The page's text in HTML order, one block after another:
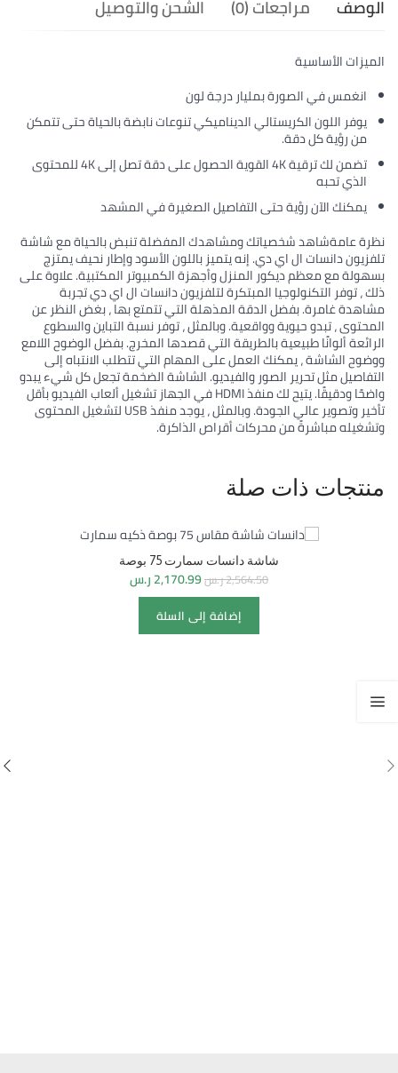
الوصف مراجعات (0) الشحن والتوصيل
الميزات الأساسية
انغمس في الصورة بمليار درجة لون
يوفر اللون الكريستالي الديناميكي تنوعات نابضة بالحياة حتى تتمكن
من رؤية كل دقة.
تضمن لك ترقية 4K القوية الحصول على دقة تصل إلى 4K للمحتوى
الذي تحبه
يمكنك الآن رؤية حتى التفاصيل الصغيرة في المشهد
نظرة عامةشاهد شخصياتك ومشاهدك المفضلة تنبض بالحياة مع شاشة
تلفزيون دانسات ال اي دي. إنه يتميز باللون الأسود وإطار نحيف يمتزج
بسهولة مع معظم ديكور المنزل وأجهزة الكمبيوتر المكتبية. علاوة على
ذلك ، توفر التكنولوجيا المبتكرة لتلفزيون دانسات ال اي دي تجربة
مشاهدة غامرة. بفضل الدقة المذهلة التي تتمتع بها ، بغض النظر عن
المحتوى ، تبدو حيوية وواقعية. وبالمثل ، توفر نسبة التباين والسطوع
الرائعة ألوانًا طبيعية بالطريقة التي قصدها المخرج. بفضل الوضوح اللامع
ووضوح الشاشة ، يمكنك العمل على المهام التي تتطلب الانتباه إلى
التفاصيل مثل تحرير الصور والفيديو. الشاشة الضخمة تجعل كل شيء يبدو
واضحًا ودقيقًا. يتيح لك منفذ HDMI في الجهاز تشغيل ألعاب الفيديو بأقل
تأخير وتصوير عالي الجودة. وبالمثل ، يوجد منفذ USB لتشغيل المحتوى
وتشغيله مباشرةً من محركات أقراص الذاكرة.
منتجات ذات صلة
شاشة دانسات سمارت 75 بوصة
2,564.50ر.س2,170.99ر.س
إضافة إلى السلة